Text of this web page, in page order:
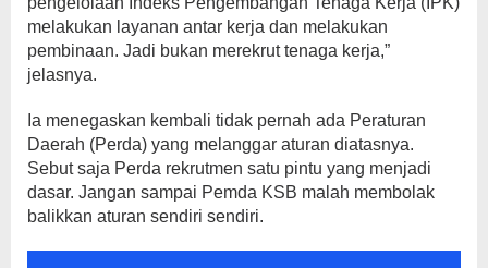
melakukan layanan antar kerja dan melakukan
pembinaan. Jadi bukan merekrut tenaga kerja,”
jelasnya.
Ia menegaskan kembali tidak pernah ada Peraturan
Daerah (Perda) yang melanggar aturan diatasnya.
Sebut saja Perda rekrutmen satu pintu yang menjadi
dasar. Jangan sampai Pemda KSB malah membolak
balikkan aturan sendiri sendiri.